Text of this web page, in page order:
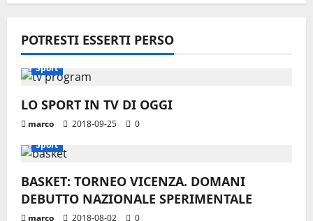
POTRESTI ESSERTI PERSO
Sport
LO SPORT IN TV DI OGGI
marco 2018-09-25
0
Sport
BASKET: TORNEO VICENZA. DOMANI
DEBUTTO NAZIONALE SPERIMENTALE
marco 2018-08-02 0